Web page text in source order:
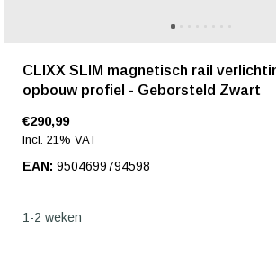
CLIXX SLIM magnetisch rail
opbouw profiel - Geborsteld Zwart
€290,99
Incl. 21% VAT
EAN: 9504699794598
1-2 weken